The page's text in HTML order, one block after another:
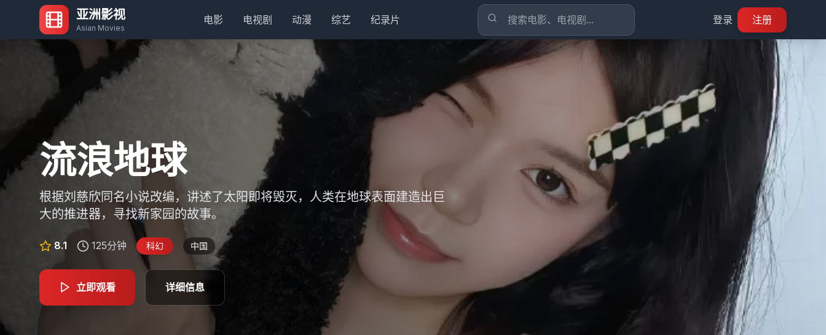
亚洲影视
Asian Movies
电影 电视剧 动漫 综艺 纪录片 登录 注册
寄生虫
一部关于社会阶层的黑色幽默惊悚片，讲述了一个贫困家庭通过欺骗手段进
入富裕家庭工作，最终引发一系列意想不到的事件。
9.2 132分钟 剧情 韩国
立即观看 详细信息
你的名字
一部关于身体互换的奇幻爱情动画电影，讲述了生活在东京的少年立花泷和
生活在乡下的少女宫水三叶，在梦中互换身体的奇妙经历。
8.9 106分钟 动画 日本
立即观看 详细信息
流浪地球
根据刘慈欣同名小说改编，讲述了太阳即将毁灭，人类在地球表面建造出巨
大的推进器，寻找新家园的故事。
8.1 125分钟 科幻 中国
立即观看 详细信息
鬼灭之刃：无限列车篇
炭治郎和伙伴们登上无限列车，与炎柱煉獄杏寿郎一起执行任务，面对强大
的鬼怪威胁。
8.7 117分钟 动画 日本
立即观看 详细信息
釜山行
一部丧尸题材的灾难片，讲述了单亲爸爸石宇与女儿秀安乘坐KTX高速列车
往釜山时，列车上发生丧尸病毒爆发的故事。
8.5 118分钟 动作 韩国
立即观看 详细信息